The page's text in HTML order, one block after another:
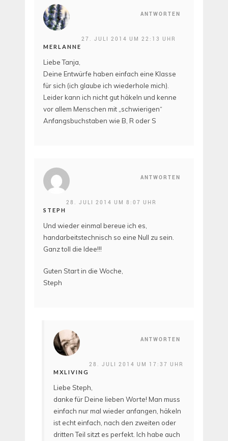
ANTWORTEN
MERLANNE
27. JULI 2014 UM 22:13 UHR
Liebe Tanja,
Deine Entwürfe haben einfach eine Klasse
für sich (ich glaube ich wiederhole mich).
Leider kann ich nicht gut häkeln und kenne
vor allem Menschen mit „schwierigen“
Anfangsbuchstaben wie B, R oder S
ANTWORTEN
STEPH
28. JULI 2014 UM 8:07 UHR
Und wieder einmal bereue ich es,
handarbeitstechnisch so eine Null zu sein.
Ganz toll die Idee!!!
Guten Start in die Woche,
Steph
ANTWORTEN
MXLIVING
28. JULI 2014 UM 17:37 UHR
Liebe Steph,
danke für Deine lieben Worte! Man muss
einfach nur mal wieder anfangen, häkeln
ist echt einfach, nach den zweiten oder
dritten Teil sitzt es perfekt. Ich habe auch